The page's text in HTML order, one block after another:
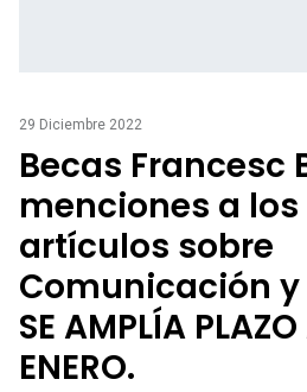
29 Diciembre 2022
Becas Francesc
menciones a
artículos sobre
Comunicación y
SE AMPLÍA PLAZO
ENERO.